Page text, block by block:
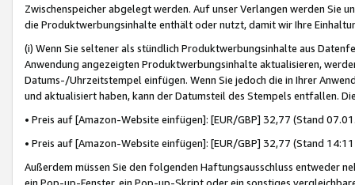
Zwischenspeicher abgelegt werden. Auf unser Verlangen werden Sie
die Produktwerbungsinhalte enthält oder nutzt, damit wir Ihre
(i) Wenn Sie seltener als stündlich Produktwerbungsinhalte aus
Anwendung angezeigten Produktwerbungsinhalte aktualisieren,
Datums-/Uhrzeitstempel einfügen. Wenn Sie jedoch die in Ihrer
und aktualisiert haben, kann der Datumsteil des Stempels entfallen.
• Preis auf [Amazon-Website einfügen]: [EUR/GBP] 32,77 (Stand
• Preis auf [Amazon-Website einfügen]: [EUR/GBP] 32,77 (Stand
Außerdem müssen Sie den folgenden Haftungsausschluss entweder
ein Pop-up-Fenster, ein Pop-up-Skript oder ein sonstiges